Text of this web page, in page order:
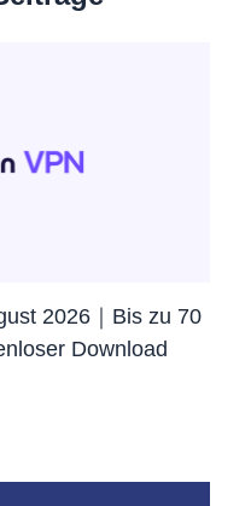
2026｜Bis zu 70
Download